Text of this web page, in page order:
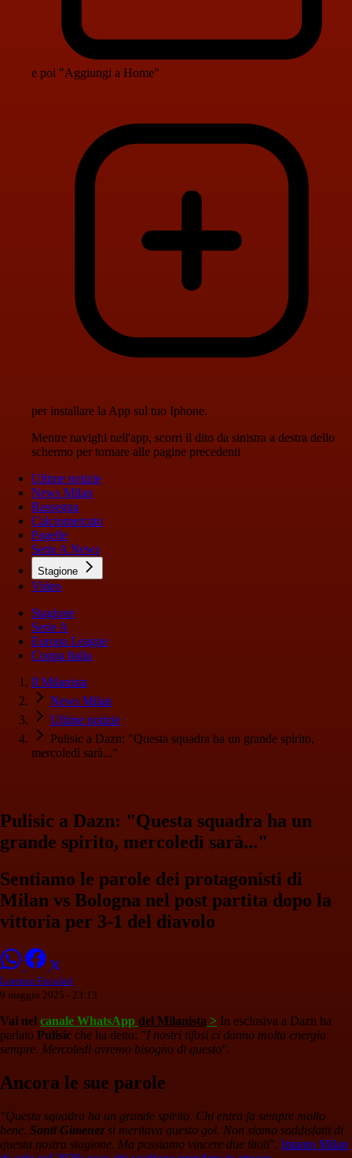
e poi "Aggiungi a Home"
per installare la App sul tuo Iphone.
Mentre navighi nell'app, scorri il dito da sinistra a destra dello
schermo per tornare alle pagine precedenti
Ultime notizie
News Milan
Rassegna
Calciomercato
Pagelle
Serie A News
Stagione
Video
Stagione
Serie A
Europa League
Coppa Italia
Il Milanista
News Milan
Ultime notizie
Pulisic a Dazn: "Questa squadra ha un grande spirito,
mercoledì sarà..."
Pulisic a Dazn: "Questa squadra ha un
grande spirito, mercoledì sarà..."
Sentiamo le parole dei protagonisti di
Milan vs Bologna nel post partita dopo la
vittoria per 3-1 del diavolo
Lorenzo Focolari
9 maggio 2025 - 23:13
Vai nel canale WhatsApp del Milanista > In esclusiva a Dazn ha
parlato Pulisic che ha detto: "I nostri tifosi ci danno molta energia
sempre. Mercoledì avremo bisogno di questo".
Ancora le sue parole
"Questa squadra ha un grande spirito. Chi entra fa sempre molto
bene. Santi Gimenez si meritava questo gol. Non siamo soddisfatti di
questa nostra stagione. Ma possiamo vincere due titoli". Intanto Milan